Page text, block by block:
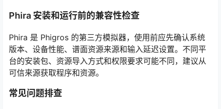
Phira 安装和运行前的兼容性检查
Phira 是 Phigros 的第三方模拟器，使用前应先确认系统
版本、设备性能、谱面资源来源和输入延迟设置。不同平
台的安装包、资源导入方式和权限要求可能不同，建议从
可信来源获取程序和资源。
常见问题排查